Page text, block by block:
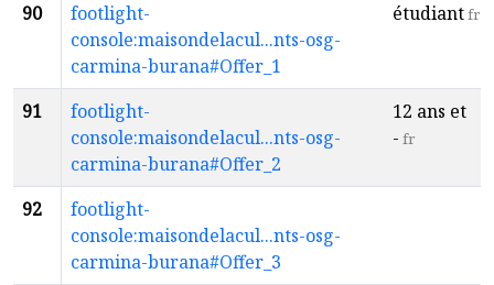
90
footlight-
console:maisondelacul...nts-osg-
carmina-burana#Offer_1
étudiantfr
91
footlight-
console:maisondelacul...nts-osg-
carmina-burana#Offer_2
12 ans et
- fr
92
footlight-
console:maisondelacul...nts-osg-
carmina-burana#Offer_3